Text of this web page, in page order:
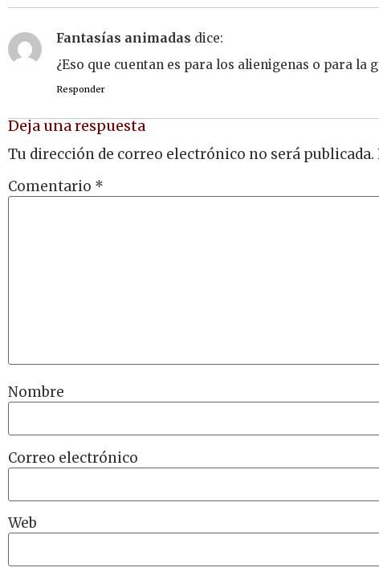
Fantasías animadas dice:
¿Eso que cuentan es para los alienigenas o para la
Responder
Deja una respuesta
Tu dirección de correo electrónico no será publicada.
Comentario *
Nombre
Correo electrónico
Web